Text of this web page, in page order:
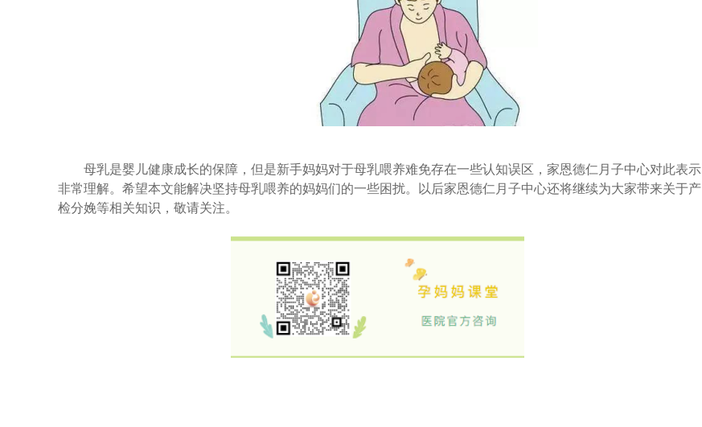
母乳是婴儿健康成长的保障，但是新手妈妈对于母乳喂养难免存在一些认知误区，家恩德仁月子中心对此表示
非常理解。希望本文能解决坚持母乳喂养的妈妈们的一些困扰。以后家恩德仁月子中心还将继续为大家带来关于产
检分娩等相关知识，敬请关注。